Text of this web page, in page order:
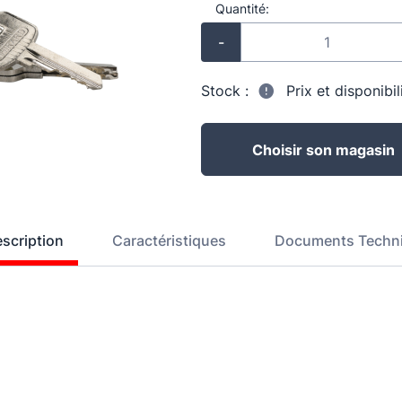
Quantité:
-
Stock : Prix et
Choisir son magasin
Caractéristiques Documents